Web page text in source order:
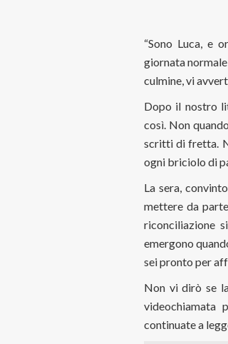
“Sono Luca, e
giornata
culmine, vi
Dopo il nostro
così. Non
scritti di fretta.
ogni briciolo di
La sera,
mettere da
riconciliazione
emergono
sei pronto per
Non vi dirò se
videochiamata
continuate a